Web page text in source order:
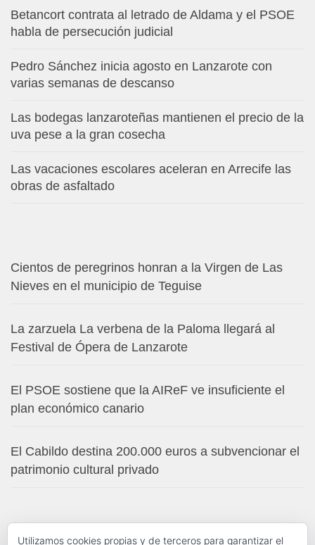
Betancort contrata al letrado de Aldama y el PSOE
habla de persecución judicial
Pedro Sánchez inicia agosto en Lanzarote con
varias semanas de descanso
Las bodegas lanzaroteñas mantienen el precio de la
uva pese a la gran cosecha
Las vacaciones escolares aceleran en Arrecife las
obras de asfaltado
Cientos de peregrinos honran a la Virgen de Las
Nieves en el municipio de Teguise
La zarzuela La verbena de la Paloma llegará al
Festival de Ópera de Lanzarote
El PSOE sostiene que la AIReF ve insuficiente el
plan económico canario
El Cabildo destina 200.000 euros a subvencionar el
patrimonio cultural privado
Utilizamos cookies propias y de terceros para garantizar el